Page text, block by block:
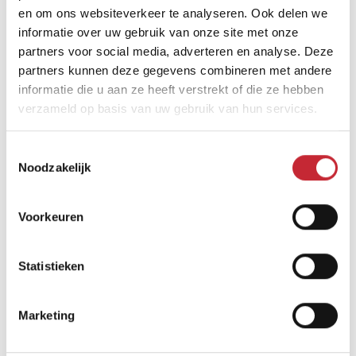
en om ons websiteverkeer te analyseren. Ook delen we
informatie over uw gebruik van onze site met onze
partners voor social media, adverteren en analyse. Deze
partners kunnen deze gegevens combineren met andere
informatie die u aan ze heeft verstrekt of die ze hebben
verzameld op basis van uw gebruik van hun services.
Noodzakelijk
Voorkeuren
Statistieken
Marketing
Vind een dealer
Vergelijkbare producten